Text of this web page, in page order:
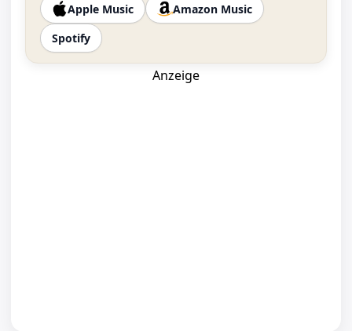
Apple Music
Amazon Music
Spotify
Anzeige